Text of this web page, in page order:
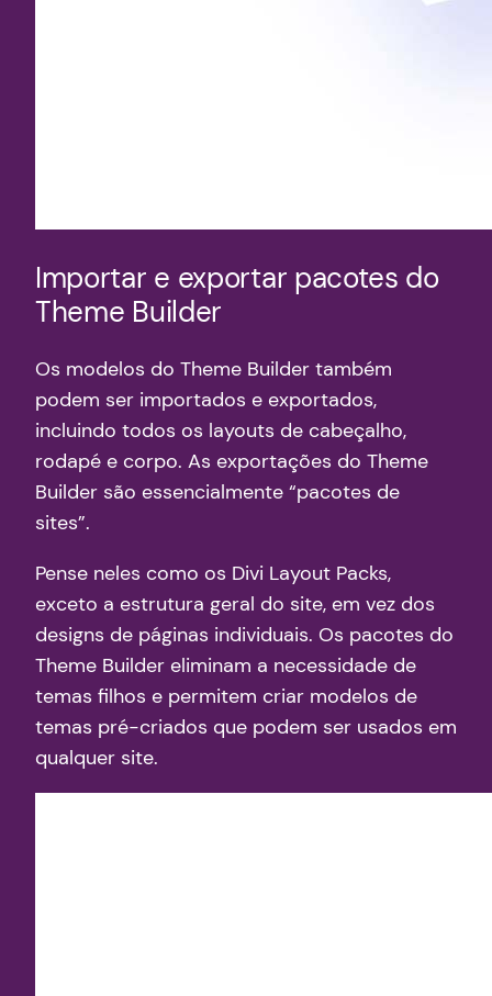
Importar e exportar pacotes do
Theme Builder
Os modelos do Theme Builder também
podem ser importados e exportados,
incluindo todos os layouts de cabeçalho,
rodapé e corpo. As exportações do Theme
Builder são essencialmente “pacotes de
sites”.
Pense neles como os Divi Layout Packs,
exceto a estrutura geral do site, em vez dos
designs de páginas individuais. Os pacotes do
Theme Builder eliminam a necessidade de
temas filhos e permitem criar modelos de
temas pré-criados que podem ser usados ​​em
qualquer site.